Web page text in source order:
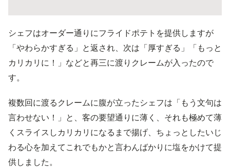
シェフはオーダー通りにフライドポテトを提供しますが
「やわらかすぎる」と返され、次は「厚すぎる」「もっと
カリカリに！」などと再三に渡りクレームが入ったので
す。
複数回に渡るクレームに腹が立ったシェフは「もう文句は
言わせない！」と、客の要望通りに薄く、それも極めて薄
くスライスしカリカリになるまで揚げ、ちょっとしたいじ
わる心を加えてこれでもかと言わんばかりに塩をかけて提
供しました。